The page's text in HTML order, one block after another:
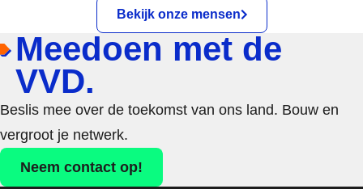
Bekijk onze mensen
Meedoen met de
VVD.
Beslis mee over de toekomst van ons land. Bouw en
vergroot je netwerk.
Neem contact op!